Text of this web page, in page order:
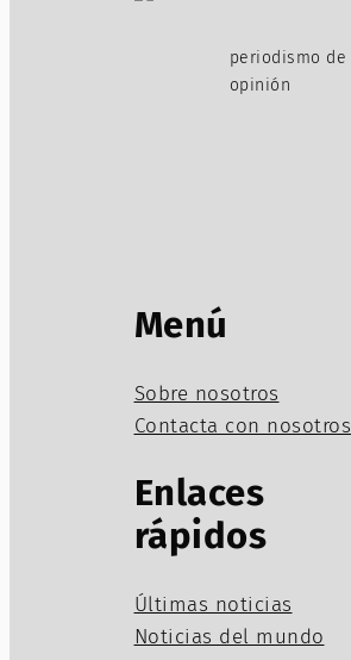
periodismo de
opinión
Menú
Sobre nosotros
Contacta con nosotros
Enlaces
rápidos
Últimas noticias
Noticias del mundo